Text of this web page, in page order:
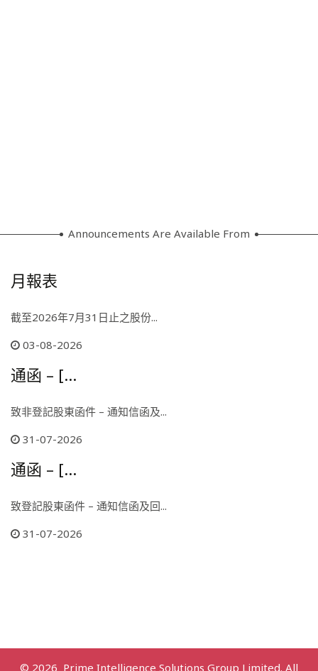
Announcements Are Available From
月報表
截至2026年7月31日止之股份...
03-08-2026
通函 – [...
致非登記股東函件 – 通知信函及...
31-07-2026
通函 – [...
致登記股東函件 – 通知信函及回...
31-07-2026
© 2026 Prime Intelligence Solutions Group Limited. All